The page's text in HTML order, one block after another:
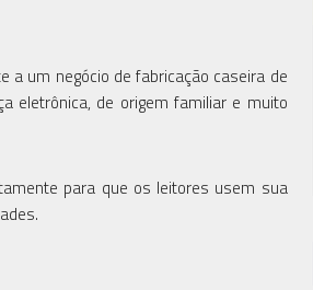
a um negócio de fabricação caseira de
eletrônica, de origem familiar e muito
para que os leitores usem sua